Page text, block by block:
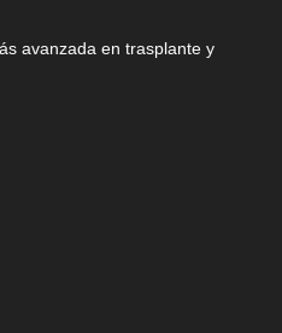
avanzada en trasplante y